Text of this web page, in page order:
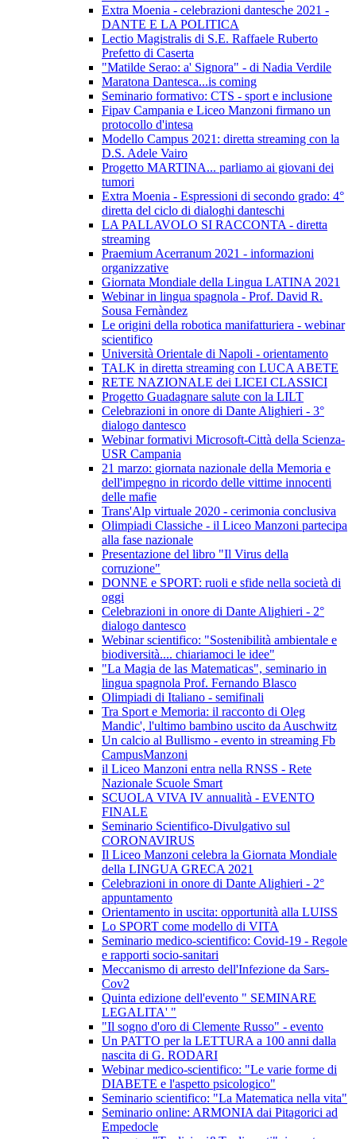
Extra Moenia - celebrazioni dantesche 2021 -
DANTE E LA POLITICA
Lectio Magistralis di S.E. Raffaele Ruberto
Prefetto di Caserta
"Matilde Serao: a' Signora" - di Nadia Verdile
Maratona Dantesca...is coming
Seminario formativo: CTS - sport e inclusione
Fipav Campania e Liceo Manzoni firmano un
protocollo d'intesa
Modello Campus 2021: diretta streaming con la
D.S. Adele Vairo
Progetto MARTINA... parliamo ai giovani dei
tumori
Extra Moenia - Espressioni di secondo grado: 4°
diretta del ciclo di dialoghi danteschi
LA PALLAVOLO SI RACCONTA - diretta
streaming
Praemium Acerranum 2021 - informazioni
organizzative
Giornata Mondiale della Lingua LATINA 2021
Webinar in lingua spagnola - Prof. David R.
Sousa Fernàndez
Le origini della robotica manifatturiera - webinar
scientifico
Università Orientale di Napoli - orientamento
TALK in diretta streaming con LUCA ABETE
RETE NAZIONALE dei LICEI CLASSICI
Progetto Guadagnare salute con la LILT
Celebrazioni in onore di Dante Alighieri - 3°
dialogo dantesco
Webinar formativi Microsoft-Città della Scienza-
USR Campania
21 marzo: giornata nazionale della Memoria e
dell'impegno in ricordo delle vittime innocenti
delle mafie
Trans'Alp virtuale 2020 - cerimonia conclusiva
Olimpiadi Classiche - il Liceo Manzoni partecipa
alla fase nazionale
Presentazione del libro "Il Virus della
corruzione"
DONNE e SPORT: ruoli e sfide nella società di
oggi
Celebrazioni in onore di Dante Alighieri - 2°
dialogo dantesco
Webinar scientifico: "Sostenibilità ambientale e
biodiversità.... chiariamoci le idee"
"La Magia de las Matematicas", seminario in
lingua spagnola Prof. Fernando Blasco
Olimpiadi di Italiano - semifinali
Tra Sport e Memoria: il racconto di Oleg
Mandic', l'ultimo bambino uscito da Auschwitz
Un calcio al Bullismo - evento in streaming Fb
CampusManzoni
il Liceo Manzoni entra nella RNSS - Rete
Nazionale Scuole Smart
SCUOLA VIVA IV annualità - EVENTO
FINALE
Seminario Scientifico-Divulgativo sul
CORONAVIRUS
Il Liceo Manzoni celebra la Giornata Mondiale
della LINGUA GRECA 2021
Celebrazioni in onore di Dante Alighieri - 2°
appuntamento
Orientamento in uscita: opportunità alla LUISS
Lo SPORT come modello di VITA
Seminario medico-scientifico: Covid-19 - Regole
e rapporti socio-sanitari
Meccanismo di arresto dell'Infezione da Sars-
Cov2
Quinta edizione dell'evento " SEMINARE
LEGALITA' "
"Il sogno d'oro di Clemente Russo" - evento
Un PATTO per la LETTURA a 100 anni dalla
nascita di G. RODARI
Webinar medico-scientifico: "Le varie forme di
DIABETE e l'aspetto psicologico"
Seminario scientifico: "La Matematica nella vita"
Seminario online: ARMONIA dai Pitagorici ad
Empedocle